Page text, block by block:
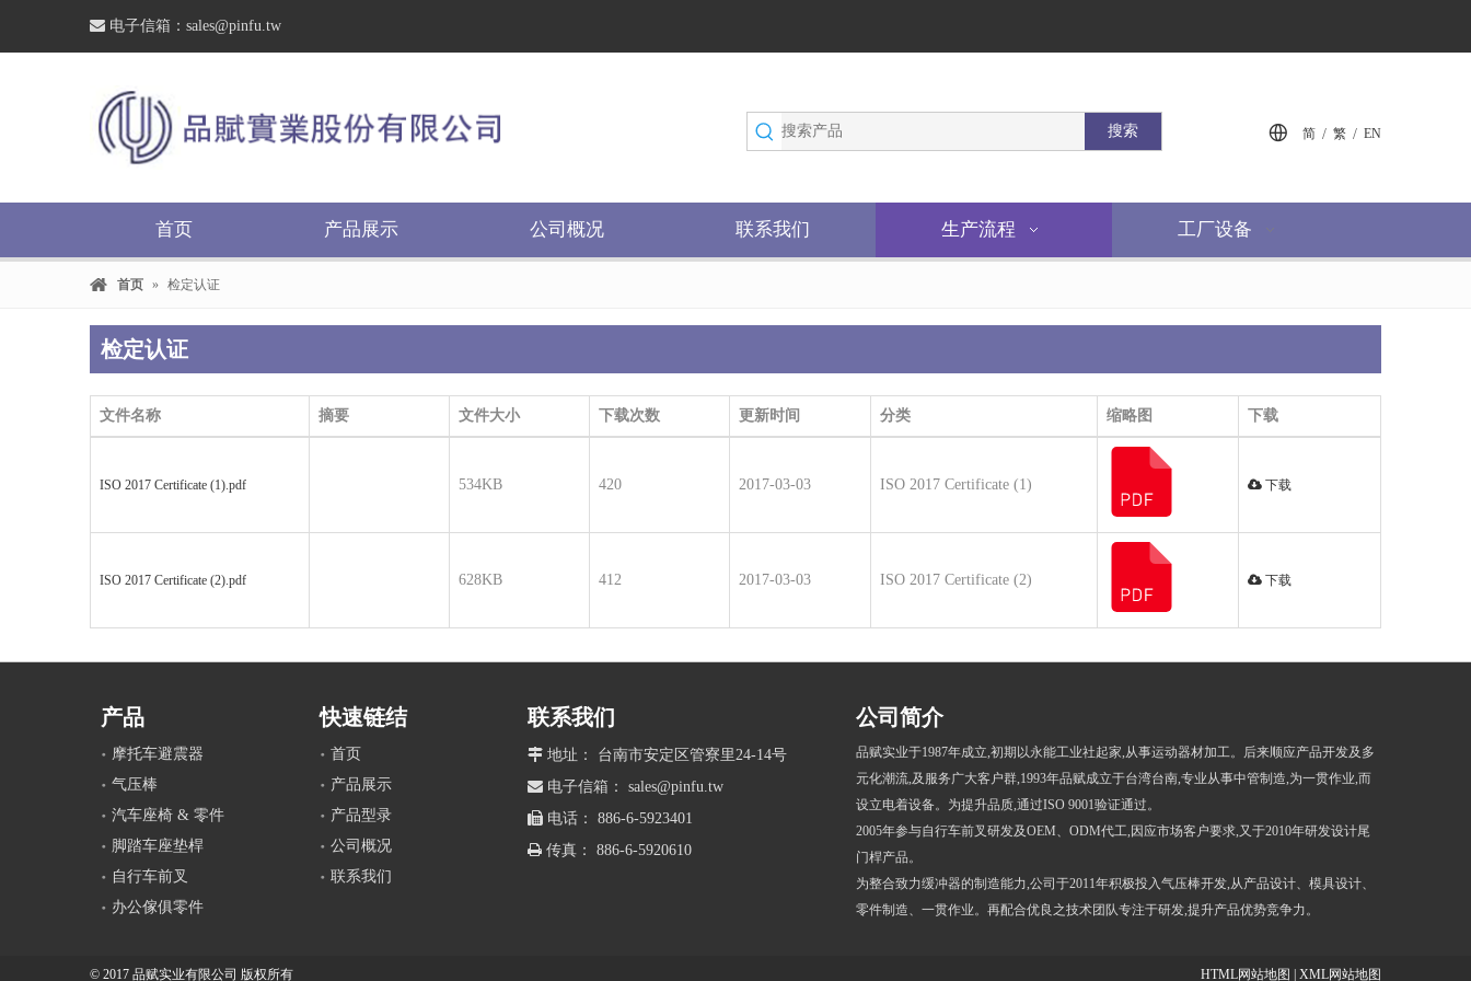
 电子信箱： sales@pinfu.tw
搜索 简 / 繁 / EN
首页 产品展示 公司概况 联系我们 生产流程 工厂设备
首页 » 检定认证
检定认证
文件名称 摘要 文件大小 下载次数 更新时间 分类 缩略图 下载
ISO 2017 Certificate (1).pdf 534KB 420 2017-03-03 ISO 2017 Certificate (1) 下载
ISO 2017 Certificate (2).pdf 628KB 412 2017-03-03 ISO 2017 Certificate (2) 下载
产品
摩托车避震器
气压棒
汽车座椅 & 零件
脚踏车座垫桿
自行车前叉
办公傢俱零件
快速链结
首页
产品展示
产品型录
公司概况
联系我们
联系我们
 地址： 台南市安定区管寮里24-14号
 电子信箱： sales@pinfu.tw
 电话： 886-6-5923401
 传真： 886-6-5920610
公司简介
品赋实业于1987年成立,初期以永能工业社起家,从事运动器材加工。后来顺应产品开发及多
元化潮流,及服务广大客户群,1993年品赋成立于台湾台南,专业从事中管制造,为一贯作业,而
设立电着设备。为提升品质,通过ISO 9001验证通过。
2005年参与自行车前叉研发及OEM、ODM代工,因应市场客户要求,又于2010年研发设计尾
门桿产品。
为整合致力缓冲器的制造能力,公司于2011年积极投入气压棒开发,从产品设计、模具设计、
零件制造、一贯作业。再配合优良之技术团队专注于研发,提升产品优势竞争力。
© 2017 品赋实业有限公司 版权所有 HTML网站地图 XML网站地图